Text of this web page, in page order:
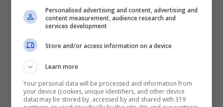
quattrocentocinquanta
attualmente in
servizio. Dei novanta dipendenti che ogni
mattina si alzano per recarsi alla Casa
Bianca, ne sono rimasti soltanto
così succede che all’ufficio stampa, i
consulenti di alto livello si trovino a fare il
Personalised advertising and content, advertising and
content measurement, audience research and
services development
Store and/or access information on a device
Learn more
Your personal data will be processed and information from
your device (cookies, unique identifiers, and other device
data) may be stored by, accessed by and shared with 319